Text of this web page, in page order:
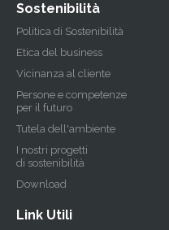
Sostenibilità
Politica di Sostenibilità
Etica del business
Vicinanza al cliente
Persone e competenze
per il futuro
Tutela dell'ambiente
I nostri progetti
di sostenibilità
Download
Link Utili